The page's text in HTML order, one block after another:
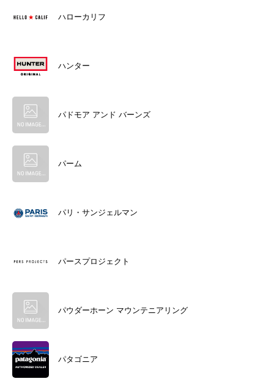
ハローカリフ
ハンター
パドモア アンド バーンズ
パーム
パリ・サンジェルマン
パースプロジェクト
パウダーホーン マウンテニアリング
パタゴニア